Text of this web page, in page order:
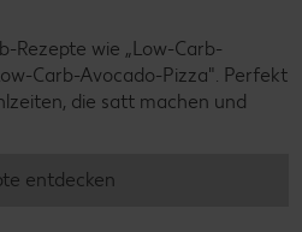
Rezepte wie „Low-Carb-
Carb-Avocado-Pizza". Perfekt
die satt machen und
entdecken